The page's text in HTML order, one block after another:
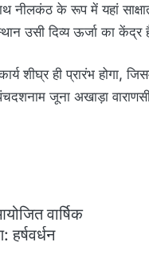
नीलकंठ के रूप में यहां
उसी दिव्य ऊर्जा का केंद्र
कार्य शीघ्र ही प्रारंभ
जूना अखाड़ा वाराणसी
वार्षिक
हर्षवर्धन